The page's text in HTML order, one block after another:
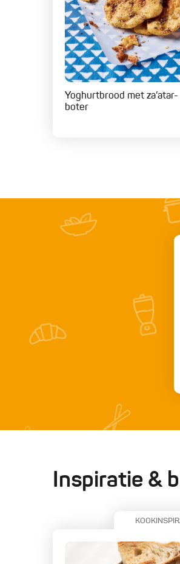
Yoghurtbrood met za’atar-
boter
Inspiratie &